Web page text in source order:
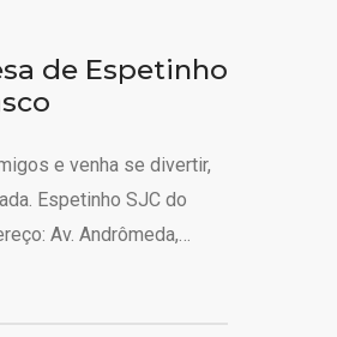
de Espetinho
e venha se divertir,
Espetinho SJC do
Av. Andrômeda,…